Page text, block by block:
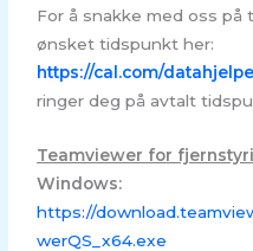
For å snakke med oss på
ønsket tidspunkt her:
https://cal.com/
ringer deg på avtalt
Teamviewer for
Windows:
https://
werQS_x64.exe